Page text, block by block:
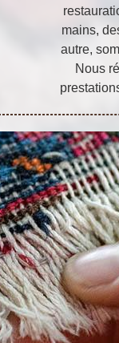
mains,
autre,
Nous